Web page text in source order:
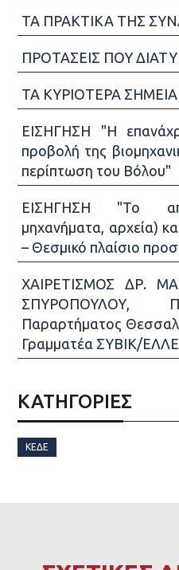
ΤΑ ΠΡΑΚΤΙΚΑ ΤΗΣ
ΠΡΟΤΑΣΕΙΣ ΠΟΥ
ΤΑ ΚΥΡΙΟΤΕΡΑ ΣΗΜΕΙΑ
ΕΙΣΗΓΗΣΗ "Η
προβολή της
περίπτωση του Βόλου"
ΕΙΣΗΓΗΣΗ "Το
μηχανήματα, αρχεία)
– Θεσμικό πλαίσιο
ΧΑΙΡΕΤΙΣΜΟΣ ΔΡ.
ΣΠΥΡΟΠΟΥΛΟΥ,
Παραρτήματος
Γραμματέα ΣΥΒΙΚ/
ΚΑΤΗΓΟΡΙΕΣ
ΚΕΔΕ